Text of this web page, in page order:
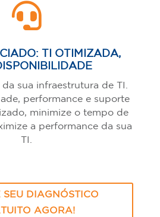

TI OTIMIZADA,
sua infraestrutura de TI.
performance e suporte
minimize o tempo de
a performance da sua
TI.
SEU DIAGNÓSTICO
AGORA!